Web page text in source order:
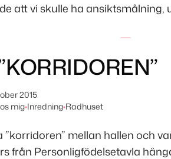
att vi skulle ha ansiktsmålning,
2015
mig•Inredning•Radhuset
”korridoren” mellan hallen och
från Personligfödelsetavla